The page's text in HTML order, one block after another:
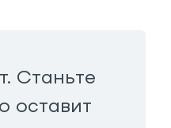
Станьте
оставит